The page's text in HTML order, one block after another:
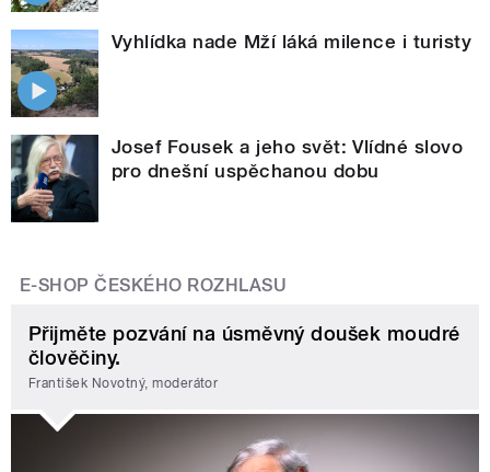
Vyhlídka nade Mží láká milence i turisty
Josef Fousek a jeho svět: Vlídné slovo
pro dnešní uspěchanou dobu
E-SHOP ČESKÉHO ROZHLASU
Přijměte pozvání na úsměvný doušek moudré
člověčiny.
František Novotný, moderátor